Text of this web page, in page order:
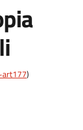
)